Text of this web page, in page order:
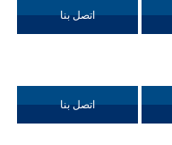
اتصل بنا
اتصل بنا